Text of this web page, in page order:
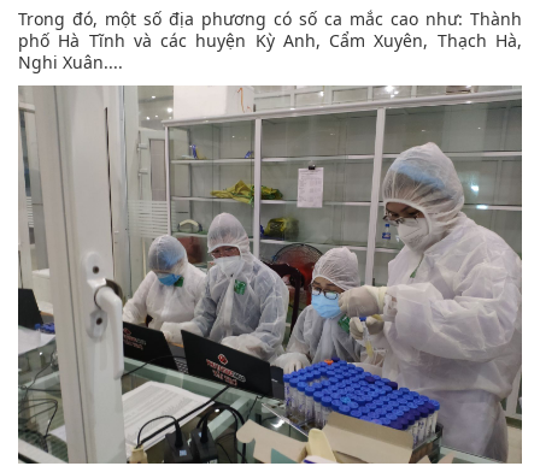
Trong đó, một số địa phương có số ca mắc cao như: Thành
phố Hà Tĩnh và các huyện Kỳ Anh, Cẩm Xuyên, Thạch Hà,
Nghi Xuân....